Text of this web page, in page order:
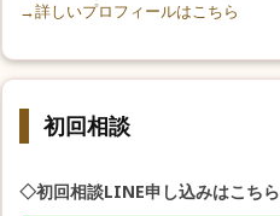
→詳しいプロフィールはこちら
初回相談
◇初回相談LINE申し込みはこちら